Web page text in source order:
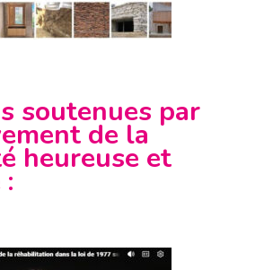
soutenues par
de la
heureuse et
: